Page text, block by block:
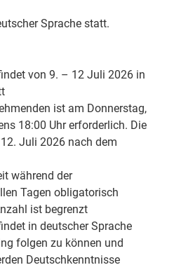
Sprache statt.
von 9. – 12 Juli 2026 in
ist am Donnerstag,
18:00 Uhr erforderlich. Die
Juli 2026 nach dem
während der
Tagen obligatorisch
ist begrenzt
in deutscher Sprache
folgen zu können und
Deutschkenntnisse